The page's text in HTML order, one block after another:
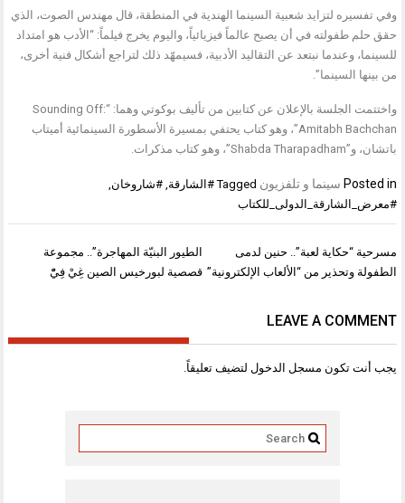
وفي تفسيره لتزايد شعبية السينما الهندية في المنطقة، قال مهندس الصوت، الذي
حقق حلم طفولته في أن يصبح عالماً فيزيائياً، واليوم يخرج فيلماً: “الأدب هو امتداد
للسينما، وعندما نبتعد عن التقاليد الأدبية، فسيمهّد ذلك لتراجع أشكال فنية أخرى،
من بينها السينما”.
واختتمت الجلسة بالإعلان عن كتابين من تأليف بوكوتي وهما: “Sounding Off:
Amitabh Bachchan”، وهو كتاب يحتفي بمسيرة الأسطورة السينمائية أميتاب
باتشان، و”Shabda Tharapadham”، وهو كتاب مذكرات.
Posted in سينما و تلفزيون Tagged #الشارقة,#شاروخان,
#معرض_الشارقة_الدولى_للكتاب
تصفّح
المقالات
الطيور البنيّة المهاجرة”.. مجموعة
قصصية لبورخيس الصين غِيْ فِيّْ
مسرحية “حكاية لعبة”.. حنين لدمى
الطفولة وتحذير من “الألعاب الإلكترونية”
LEAVE A COMMENT
يجب أنت تكون مسجل الدخول لتضيف تعليقاً.